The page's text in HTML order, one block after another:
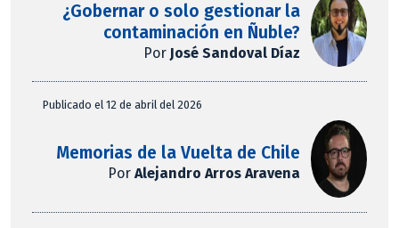
¿Gobernar o solo gestionar la
contaminación en Ñuble?
Por José Sandoval Díaz
Publicado el 12 de abril del 2026
Memorias de la Vuelta de Chile
PorAlejandro Arros Aravena